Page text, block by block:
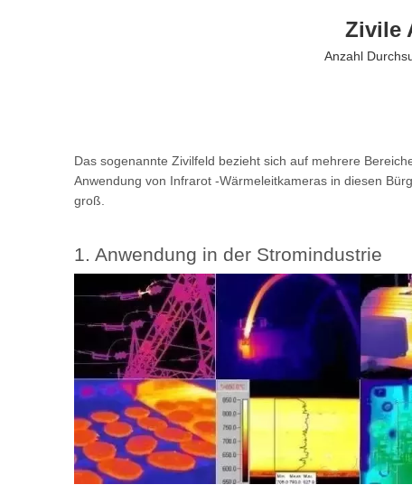
Zivile
Anzahl
Das sogenannte Zivilfeld bezieht sich auf mehrere
Anwendung von Infrarot -Wärmeleitkameras in diesen
groß.
1. Anwendung in der Stromindustrie